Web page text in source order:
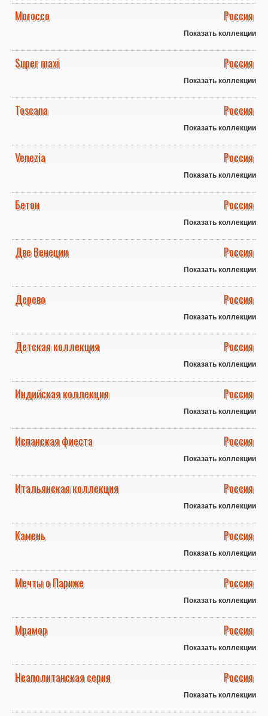
Morocco Россия
Показать коллекции
Super maxi Россия
Показать коллекции
Toscana Россия
Показать коллекции
Venezia Россия
Показать коллекции
Бетон Россия
Показать коллекции
Две Венеции Россия
Показать коллекции
Дерево Россия
Показать коллекции
Детская коллекция Россия
Показать коллекции
Индийская коллекция Россия
Показать коллекции
Испанская фиеста Россия
Показать коллекции
Итальянская коллекция Россия
Показать коллекции
Камень Россия
Показать коллекции
Мечты о Париже Россия
Показать коллекции
Мрамор Россия
Показать коллекции
Неаполитанская серия Россия
Показать коллекции